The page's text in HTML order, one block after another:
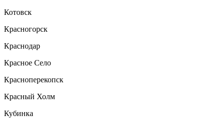
Котовск
Красногорск
Краснодар
Красное Село
Красноперекопск
Красный Холм
Кубинка